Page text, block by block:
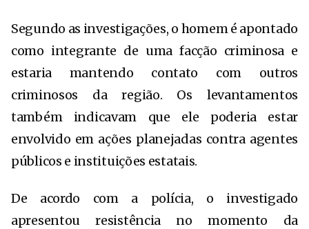
Segundo as investigações, o homem é apontado
como integrante de uma facção criminosa e
estaria mantendo contato com outros
criminosos da região. Os levantamentos
também indicavam que ele poderia estar
envolvido em ações planejadas contra agentes
públicos e instituições estatais.
De acordo com a polícia, o investigado
apresentou resistência no momento da